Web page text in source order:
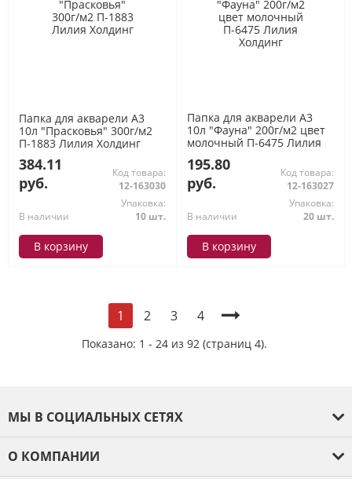
Папка для акварели А3
10л "Прасковья" 300г/м2
П-1883 Лилия Холдинг
384.11
руб.
Код товара:
12-163030
В наличии
Упаковка:
10 шт.
В корзину
Папка для акварели А3
10л "Фауна" 200г/м2 цвет
молочный П-6475 Лилия
195.80
руб.
Код товара:
12-163027
В наличии
Упаковка:
20 шт.
В корзину
1 2 3 4
Показано: 1 - 24 из 92 (страниц 4).
МЫ В СОЦИАЛЬНЫХ СЕТЯХ
О КОМПАНИИ